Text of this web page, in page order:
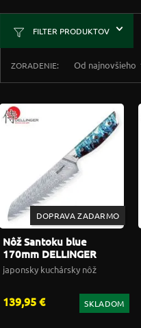
FILTER PRODUKTOV
ZORADENIE: Od najnovšieho
DOPRAVA ZADARMO
Nôž Santoku blue
170mm DELLINGER
Resin Future
japonsky kuchársky nôž
139,95 € SKLADOM